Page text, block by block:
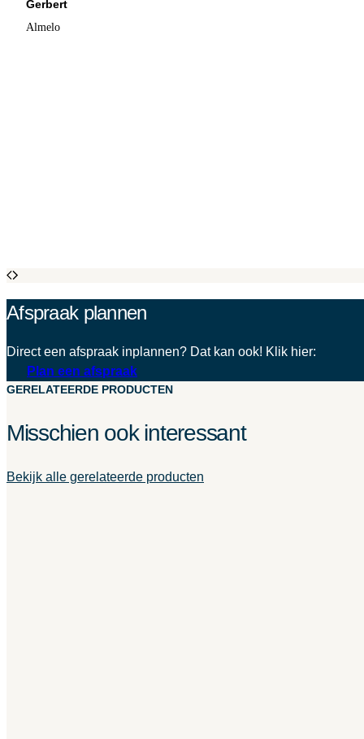
Gerbert
Almelo
Afspraak plannen
Direct een afspraak inplannen? Dat kan ook! Klik hier:
Plan een afspraak
GERELATEERDE PRODUCTEN
Misschien ook interessant
Bekijk alle gerelateerde producten